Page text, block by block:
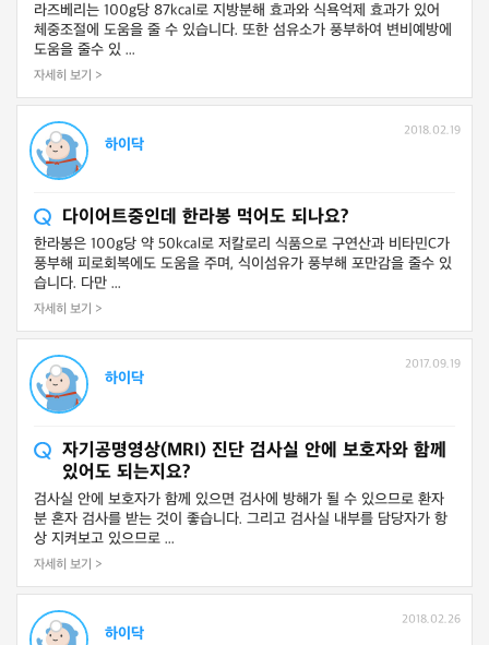
라즈베리는 100g당 87kcal로 지방분해 효과와 식욕억제 효과가 있어
체중조절에 도움을 줄 수 있습니다. 또한 섬유소가 풍부하여 변비예방에
도움을 줄수 있 ...
자세히 보기 >
하이닥
2018.02.19
다이어트중인데 한라봉 먹어도 되나요?
한라봉은 100g당 약 50kcal로 저칼로리 식품으로 구연산과 비타민C가
풍부해 피로회복에도 도움을 주며, 식이섬유가 풍부해 포만감을 줄수 있
습니다. 다만 ...
자세히 보기 >
하이닥
2017.09.19
자기공명영상(MRI) 진단 검사실 안에 보호자와 함께
있어도 되는지요?
검사실 안에 보호자가 함께 있으면 검사에 방해가 될 수 있으므로 환자
분 혼자 검사를 받는 것이 좋습니다. 그리고 검사실 내부를 담당자가 항
상 지켜보고 있으므로 ...
자세히 보기 >
하이닥
2018.02.26